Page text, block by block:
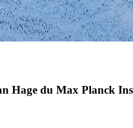
Hage du Max Planck